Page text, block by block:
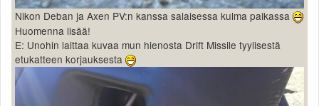
Nikon Deban ja Axen PV:n kanssa salaisessa kulma paikassa
Huomenna lisää!
E: Unohin laittaa kuvaa mun hienosta Drift Missile tyylisestä
etukatteen korjauksesta